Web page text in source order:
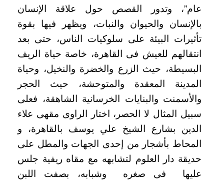
عام”، وتدور القصص حول علاقة الإنسان
بالإنسان والحيوان والنبات، ويظهر فيها بقوة
تأثيرات البيئة على سلوكيات الناس، حتى بعد
انتقالهم للعيش فى القاهرة، خاصة حياة الريف
البسيطة، حيث الزرع والخضرة والنخيل، وحياة
المدينة المعقدة والمتوحشة، حيث الحجر
والأسمنت والبنايات الخرسانية الشاهقة، فعلى
سبيل المثال لا الحصر، اختار الراوى مقهى علاء
الدين بشارع الشيخ علي يوسف بالقاهرة، و
المحاط بأشجار من إحدى الجهات والمطل على
حديقة دار العلوم لتشابهه مع مقاه ريفية جلس
عليها فى صغره وشبابه، بصفت اللبن